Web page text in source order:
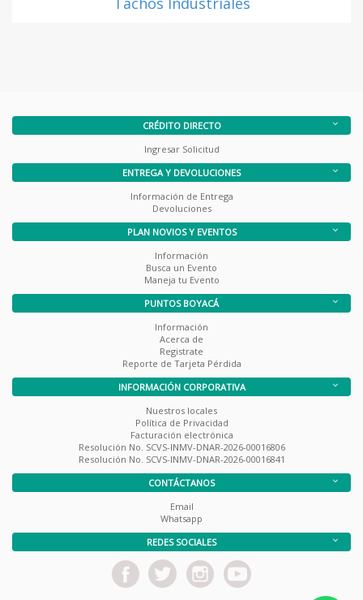
CRÉDITO DIRECTO
Ingresar Solicitud
ENTREGA Y DEVOLUCIONES
Información de Entrega
Devoluciones
PLAN NOVIOS Y EVENTOS
Información
Busca un Evento
Maneja tu Evento
PUNTOS BOYACÁ
Información
Acerca de
Registrate
Reporte de Tarjeta Pérdida
INFORMACIÓN CORPORATIVA
Nuestros locales
Política de Privacidad
Facturación electrónica
Resolución No. SCVS-INMV-DNAR-2026-00016806
Resolución No. SCVS-INMV-DNAR-2026-00016841
CONTÁCTANOS
Email
Whatsapp
REDES SOCIALES